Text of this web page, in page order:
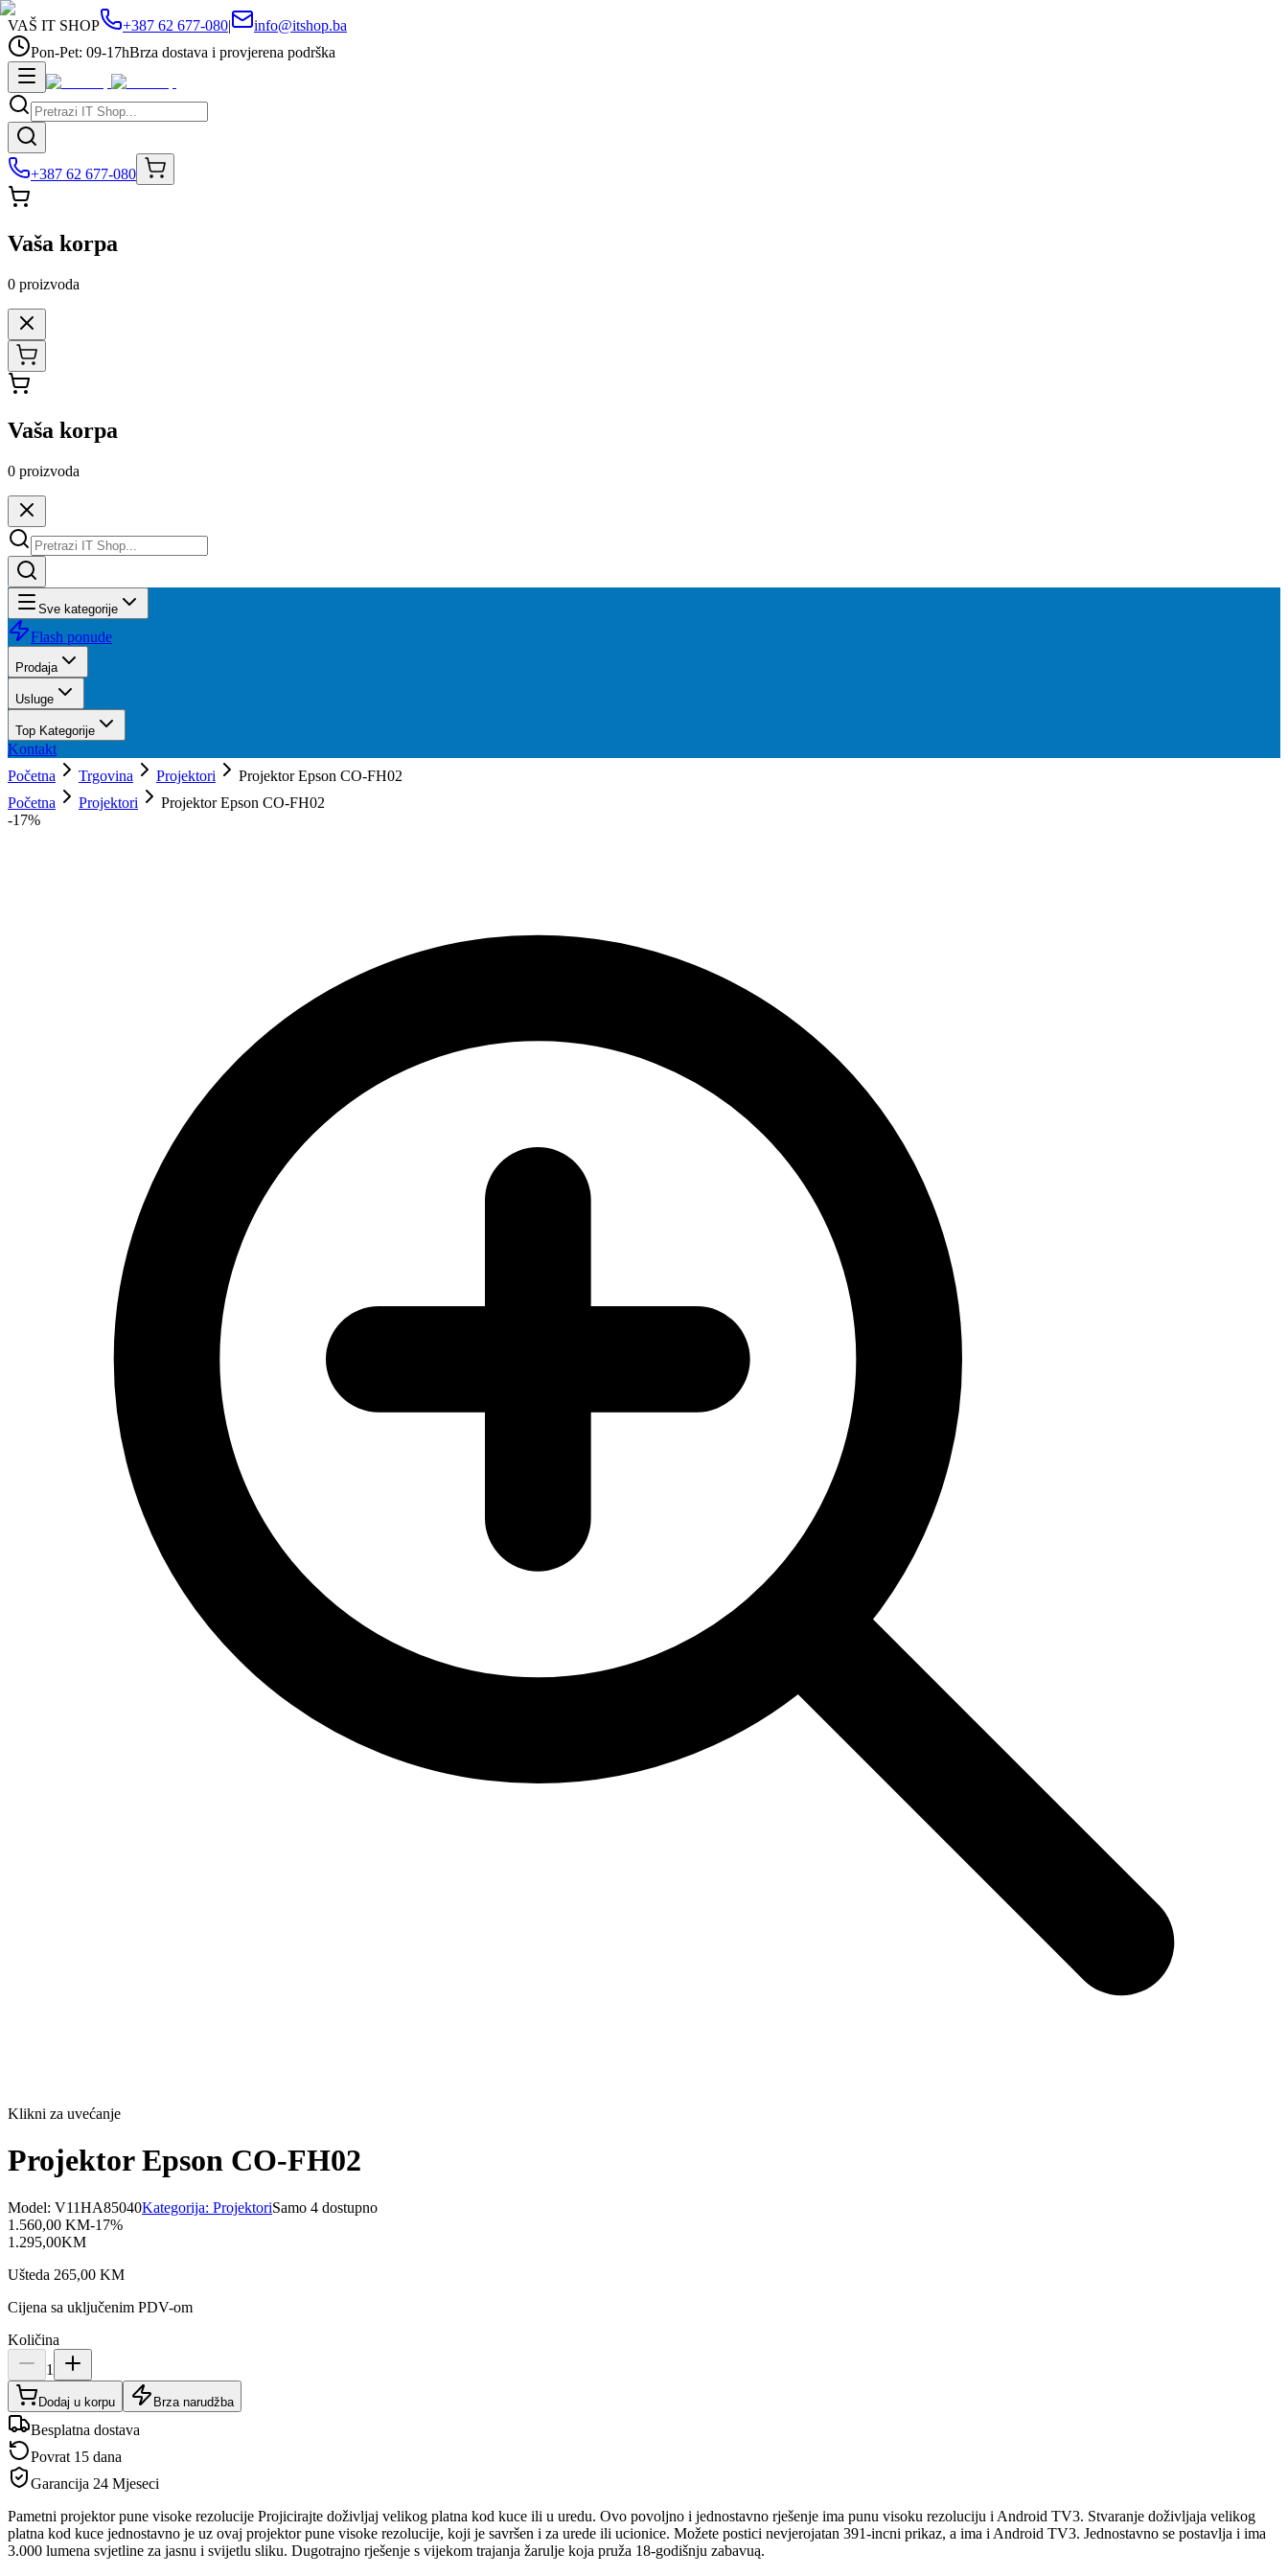
VAŠ IT SHOP +387 62 677-080|
info@itshop.ba
Pon-Pet: 09-17hBrza dostava i provjerena podrška
+387 62 677-080
Vaša korpa
0 proizvoda
Vaša korpa
0 proizvoda
Sve kategorije
Flash ponude
Prodaja
Usluge
Top Kategorije
Kontakt
Početna
Trgovina Projektori
Projektor Epson CO-FH02
Početna
Projektori
Projektor Epson CO-FH02
-17%
Klikni za uvećanje
Projektor Epson CO-FH02
Model: V11HA85040Kategorija: ProjektoriSamo 4 dostupno
1.560,00 KM-17%
1.295,00KM
Ušteda 265,00 KM
Cijena sa uključenim PDV-om
Količina
1
Dodaj u korpu Brza narudžba
Besplatna dostava
Povrat 15 dana
Garancija 24 Mjeseci
Pametni projektor pune visoke rezolucije Projicirajte doživljaj velikog platna kod kuce ili u uredu. Ovo povoljno i jednostavno rješenje ima punu visoku rezoluciju i Android TV3. Stvaranje doživljaja velikog
platna kod kuce jednostavno je uz ovaj projektor pune visoke rezolucije, koji je savršen i za urede ili ucionice. Možete postici nevjerojatan 391-incni prikaz, a ima i Android TV3. Jednostavno se postavlja i ima
3.000 lumena svjetline za jasnu i svijetlu sliku. Dugotrajno rješenje s vijekom trajanja žarulje koja pruža 18-godišnju zabavuą.